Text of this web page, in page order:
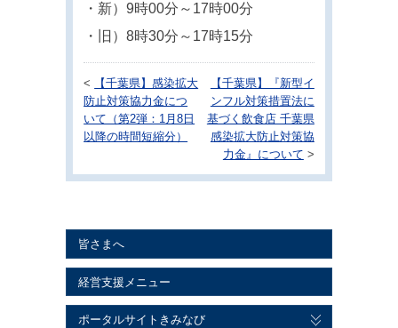
・新）9時00分～17時00分
・旧）8時30分～17時15分
<
【千葉県】感染拡大
防止対策協力金につ
いて（第2弾：1月8日
以降の時間短縮分）
【千葉県】『新型イ
ンフル対策措置法に
基づく飲食店 千葉県
感染拡大防止対策協
力金』について >
皆さまへ
経営支援メニュー
ポータルサイトきみなび